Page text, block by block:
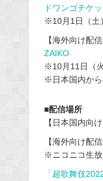
ドワンゴチケッ
※10月1日（土
【海外向け配
ZAIKO
※10月11日（
※日本国内か
■配信場所
【日本国内向け
【海外向け配信
※ニコニコ生放
「超歌舞伎